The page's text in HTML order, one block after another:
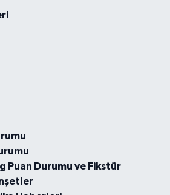
Puan Durumu ve Fikstür